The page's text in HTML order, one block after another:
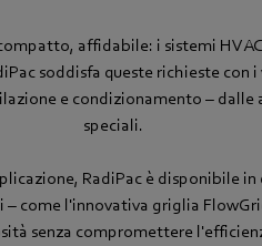
affidabile: i sistemi
soddisfa queste richieste con
e condizionamento – dalle
speciali.
RadiPac è disponibile in
come l'innovativa griglia
senza compromettere